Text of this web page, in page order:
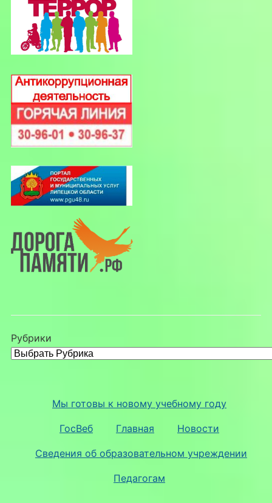
Рубрики
Мы готовы к новому учебному году
ГосВеб Главная Новости
Сведения об образовательном учреждении
Педагогам